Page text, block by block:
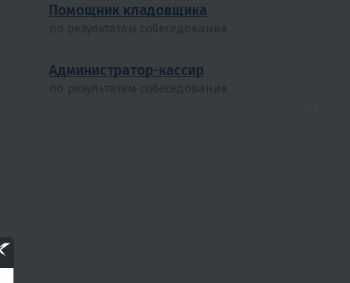
Помощник кладовщика
по результатам собеседования
Администратор-кассир
по результатам собеседования